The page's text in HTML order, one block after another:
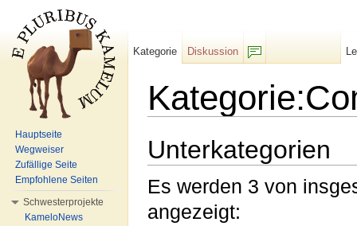
Unterkategorien
Es werden 3 von
angezeigt:
Kategorie
Diskussion
Hauptseite
Wegweiser
Zufällige Seite
Empfohlene Seiten
Schwesterprojekte
KameloNews